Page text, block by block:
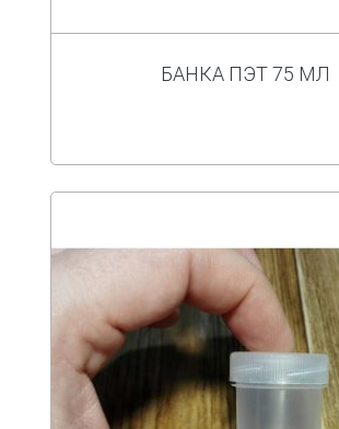
БАНКА ПЭТ 75 МЛ